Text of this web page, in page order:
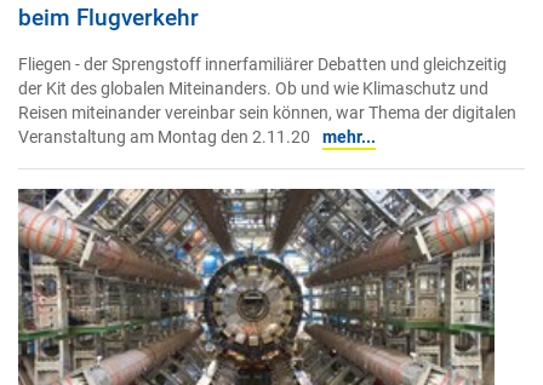
beim Flugverkehr
Fliegen - der Sprengstoff innerfamiliärer Debatten und gleichzeitig
der Kit des globalen Miteinanders. Ob und wie Klimaschutz und
Reisen miteinander vereinbar sein können, war Thema der digitalen
Veranstaltung am Montag den 2.11.20
mehr...